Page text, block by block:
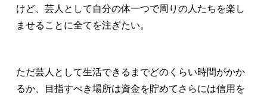
けど、芸人として自分の体一つで周りの人たちを楽し
ませることに全てを注ぎたい。
ただ芸人として生活できるまでどのくらい時間がかか
るか、目指すべき場所は資金を貯めてさらには信用を